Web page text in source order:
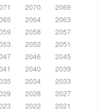
2070
2069
2064
2063
2058
2057
2052
2051
2046
2045
2040
2039
2034
2033
2028
2027
2022
2021